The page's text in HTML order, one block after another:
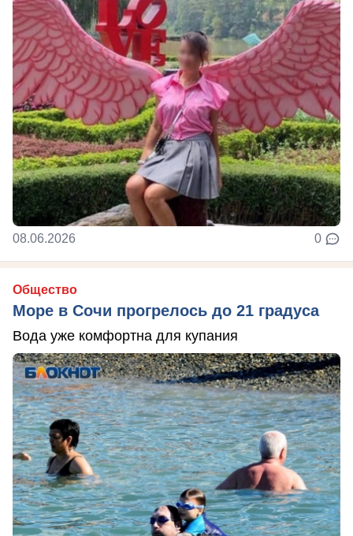
08.06.2026 0
Общество
Море в Сочи прогрелось до 21 градуса
Вода уже комфортна для купания